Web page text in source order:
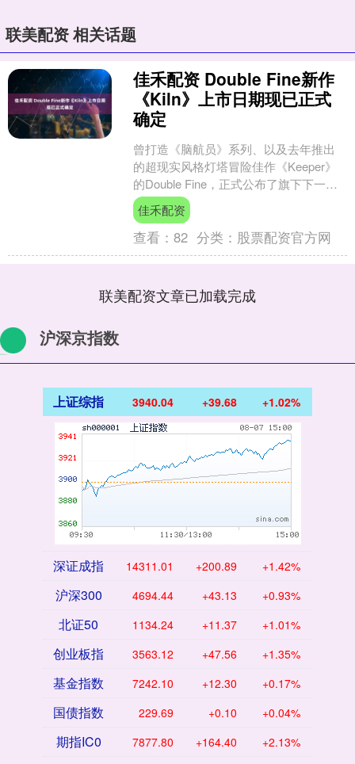
联美配资 相关话题
佳禾配资 Double Fine新作
《Kiln》上市日期现已正式
确定
曾打造《脑航员》系列、以及去年推出
的超现实风格灯塔冒险佳作《Keeper》
的Double Fine，正式公布了旗下下一款
怪趣新作《Kiln》的发售日期。 《Ki....
佳禾配资
查看：82 分类： 股票配资官方网
联美配资文章已加载完成
沪深京指数
上证综指 3940.04 +39.68 +1.02%
深证成指 14311.01 +200.89 +1.42%
沪深300 4694.44 +43.13 +0.93%
北证50 1134.24 +11.37 +1.01%
创业板指 3563.12 +47.56 +1.35%
基金指数 7242.10 +12.30 +0.17%
国债指数 229.69 +0.10 +0.04%
期指IC0 7877.80 +164.40 +2.13%